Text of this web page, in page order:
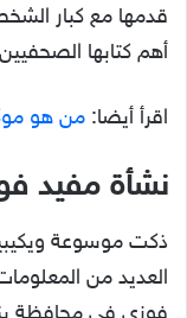
قدمها مع كبار
أهم كتابها
اقرأ أيضا: من هو
نشأة مفيد
ذكت موسوعة
العديد من